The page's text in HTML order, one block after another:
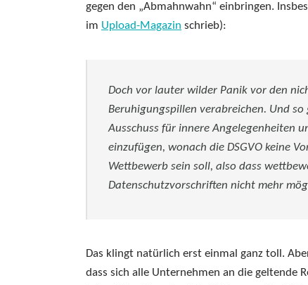
gegen den „Abmahnwahn“ einbringen.
im Upload-Magazin schrieb):
Doch vor lauter wilder Panik vor den
Beruhigungspillen verabreichen. Und so
Ausschuss für innere Angelegenheiten
einzufügen, wonach die DSGVO keine
Wettbewerb sein soll, also dass
Datenschutzvorschriften nicht mehr
Das klingt natürlich erst einmal ganz toll.
dass sich alle Unternehmen an die geltende